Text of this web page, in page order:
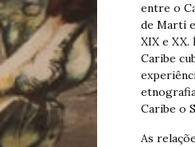
entre o
de Martí
XIX e
Caribe
Caribe o
As